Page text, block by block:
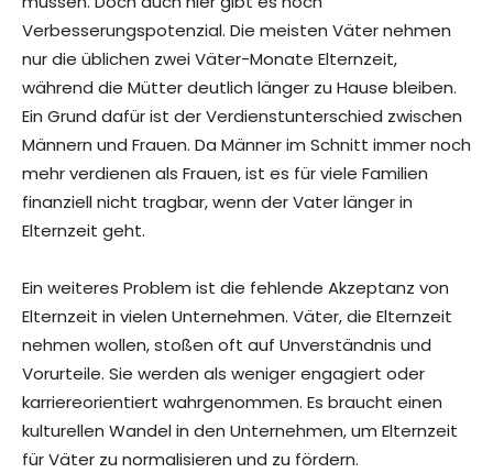
Verbesserungspotenzial. Die meisten Väter nehmen
nur die üblichen zwei Väter-Monate Elternzeit,
während die Mütter deutlich länger zu Hause bleiben.
Ein Grund dafür ist der Verdienstunterschied zwischen
Männern und Frauen. Da Männer im Schnitt immer noch
mehr verdienen als Frauen, ist es für viele Familien
finanziell nicht tragbar, wenn der Vater länger in
Elternzeit geht.
Ein weiteres Problem ist die fehlende Akzeptanz von
Elternzeit in vielen Unternehmen. Väter, die Elternzeit
nehmen wollen, stoßen oft auf Unverständnis und
Vorurteile. Sie werden als weniger engagiert oder
karriereorientiert wahrgenommen. Es braucht einen
kulturellen Wandel in den Unternehmen, um Elternzeit
für Väter zu normalisieren und zu fördern.